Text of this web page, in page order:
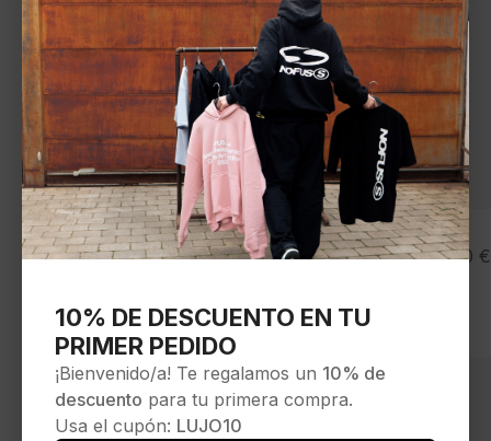
KANGOL
75,00 €
10% DE DESCUENTO EN TU
PRIMER PEDIDO
¡Bienvenido/a! Te regalamos un 10% de
descuento para tu primera compra.
Usa el cupón: LUJO10